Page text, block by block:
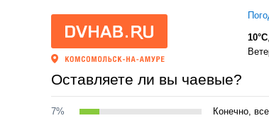
10°C,
Оставляете ли вы чаевые?
7% Конечно,